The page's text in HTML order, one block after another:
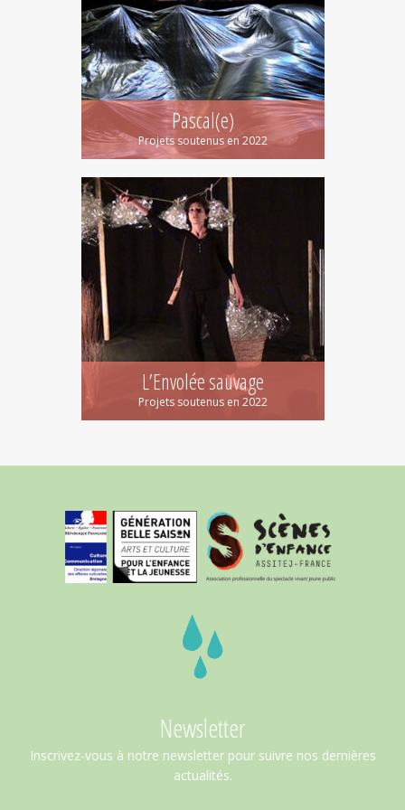
Pascal(e)
Projets soutenus en 2022
L’Envolée sauvage
Projets soutenus en 2022
Newsletter
Inscrivez-vous à notre newsletter pour suivre nos dernières
actualités.